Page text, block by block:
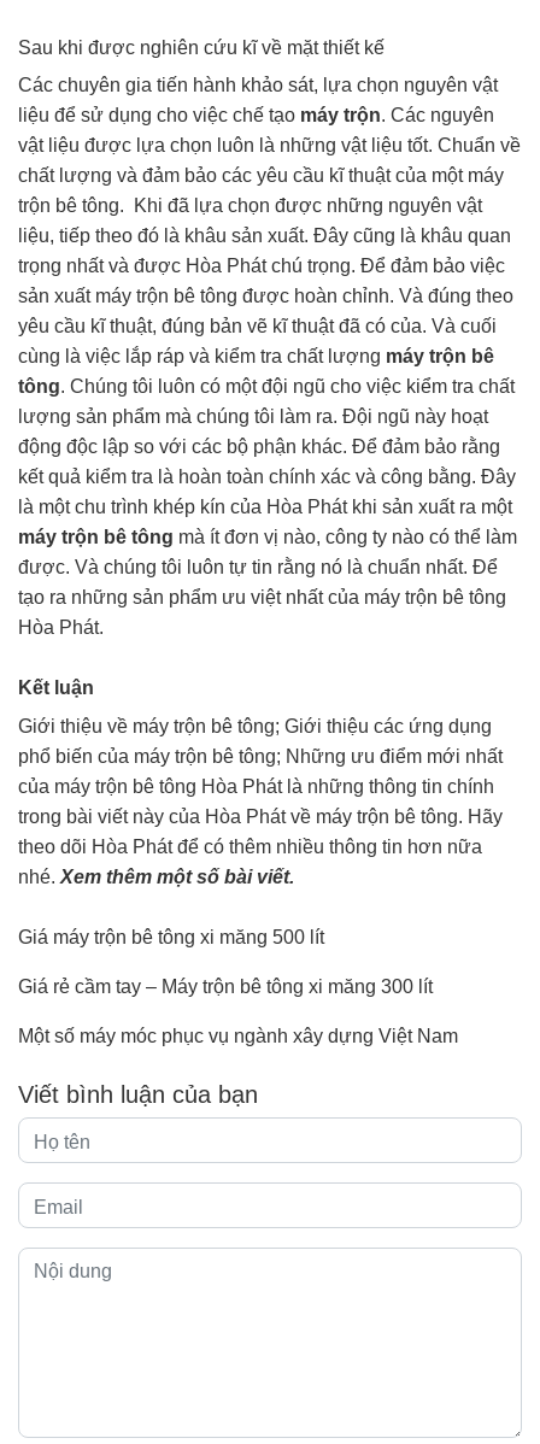
Sau khi được nghiên cứu kĩ về mặt thiết kế
Các chuyên gia tiến hành khảo sát, lựa chọn nguyên vật
liệu để sử dụng cho việc chế tạo máy trộn. Các nguyên
vật liệu được lựa chọn luôn là những vật liệu tốt. Chuẩn về
chất lượng và đảm bảo các yêu cầu kĩ thuật của một máy
trộn bê tông. Khi đã lựa chọn được những nguyên vật
liệu, tiếp theo đó là khâu sản xuất. Đây cũng là khâu quan
trọng nhất và được Hòa Phát chú trọng. Để đảm bảo việc
sản xuất máy trộn bê tông được hoàn chỉnh. Và đúng theo
yêu cầu kĩ thuật, đúng bản vẽ kĩ thuật đã có của. Và cuối
cùng là việc lắp ráp và kiểm tra chất lượng máy trộn bê
tông. Chúng tôi luôn có một đội ngũ cho việc kiểm tra chất
lượng sản phẩm mà chúng tôi làm ra. Đội ngũ này hoạt
động độc lập so với các bộ phận khác. Để đảm bảo rằng
kết quả kiểm tra là hoàn toàn chính xác và công bằng. Đây
là một chu trình khép kín của Hòa Phát khi sản xuất ra một
máy trộn bê tông mà ít đơn vị nào, công ty nào có thể làm
được. Và chúng tôi luôn tự tin rằng nó là chuẩn nhất. Để
tạo ra những sản phẩm ưu việt nhất của máy trộn bê tông
Hòa Phát.
Kết luận
Giới thiệu về máy trộn bê tông; Giới thiệu các ứng dụng
phổ biến của máy trộn bê tông; Những ưu điểm mới nhất
của máy trộn bê tông Hòa Phát là những thông tin chính
trong bài viết này của Hòa Phát về máy trộn bê tông. Hãy
theo dõi Hòa Phát để có thêm nhiều thông tin hơn nữa
nhé. Xem thêm một số bài viết.
Giá máy trộn bê tông xi măng 500 lít
Giá rẻ cầm tay – Máy trộn bê tông xi măng 300 lít
Một số máy móc phục vụ ngành xây dựng Việt Nam
Viết bình luận của bạn